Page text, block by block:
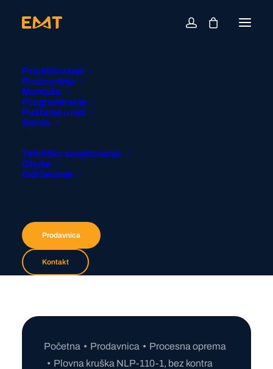
Projektovanje
Proizvodnja
Montaža
Programiranje
Puštanje u rad
Servis
Tehničko savjetovanje
Obuke
Održavanje
Prodavnica
Kontakt
Početna Prodavnica
Procesna oprema
Plovna kruška NLP-110-1, bez kontra